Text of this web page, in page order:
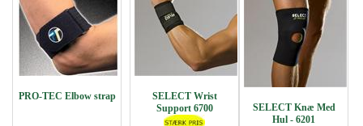
PRO-TEC Elbow strap
SELECT Wrist
Support 6700
SELECT Knæ Med
Hul - 6201